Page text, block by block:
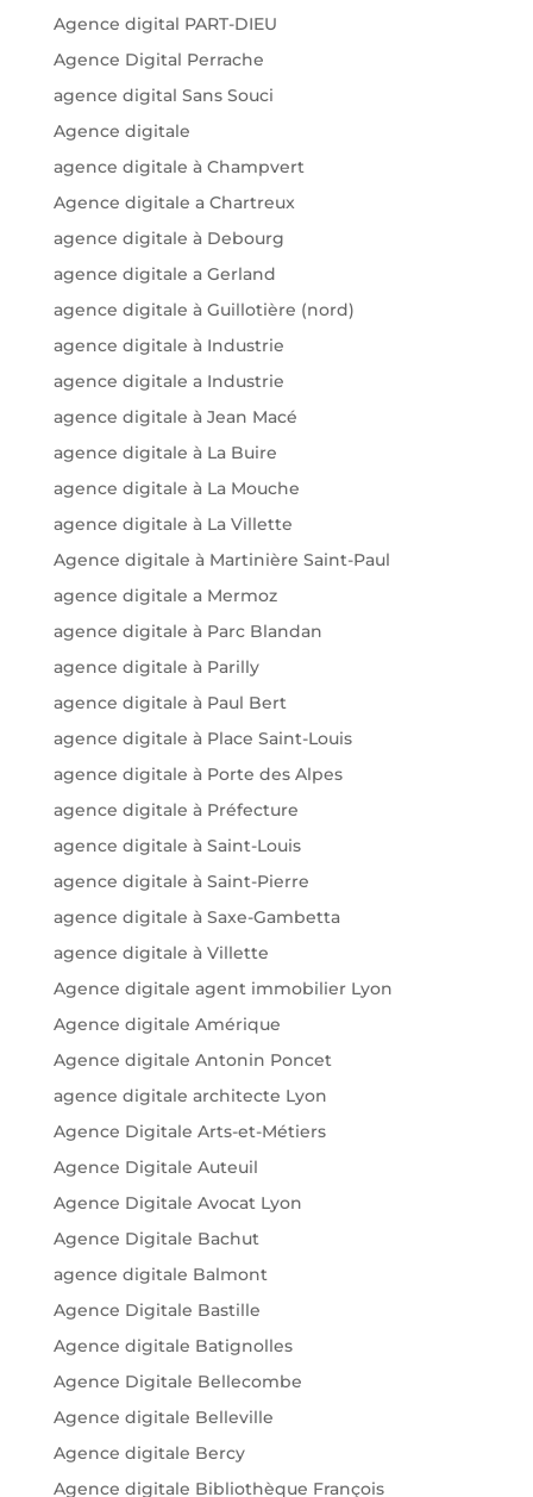
Agence digital PART-DIEU
Agence Digital Perrache
agence digital Sans Souci
Agence digitale
agence digitale à Champvert
Agence digitale a Chartreux
agence digitale à Debourg
agence digitale a Gerland
agence digitale à Guillotière (nord)
agence digitale à Industrie
agence digitale a Industrie
agence digitale à Jean Macé
agence digitale à La Buire
agence digitale à La Mouche
agence digitale à La Villette
Agence digitale à Martinière Saint-Paul
agence digitale a Mermoz
agence digitale à Parc Blandan
agence digitale à Parilly
agence digitale à Paul Bert
agence digitale à Place Saint-Louis
agence digitale à Porte des Alpes
agence digitale à Préfecture
agence digitale à Saint-Louis
agence digitale à Saint-Pierre
agence digitale à Saxe-Gambetta
agence digitale à Villette
Agence digitale agent immobilier Lyon
Agence digitale Amérique
Agence digitale Antonin Poncet
agence digitale architecte Lyon
Agence Digitale Arts-et-Métiers
Agence Digitale Auteuil
Agence Digitale Avocat Lyon
Agence Digitale Bachut
agence digitale Balmont
Agence Digitale Bastille
Agence digitale Batignolles
Agence Digitale Bellecombe
Agence digitale Belleville
Agence digitale Bercy
Agence digitale Bibliothèque François